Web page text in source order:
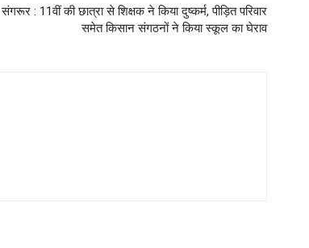
संगरूर : 11वीं की छात्रा से शिक्षक ने किया दुष्कर्म, पीड़ित परिवार
समेत किसान संगठनों ने किया स्कूल का घेराव